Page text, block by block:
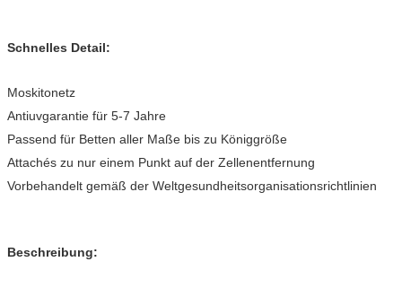
Schnelles Detail:
Moskitonetz
Antiuvgarantie für 5-7 Jahre
Passend für Betten aller Maße bis zu Königgröße
Attachés zu nur einem Punkt auf der Zellenentfernung
Vorbehandelt gemäß der Weltgesundheitsorganisationsrichtlinien
Beschreibung: